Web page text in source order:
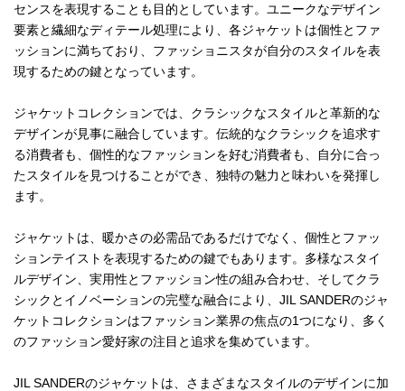
センスを表現することも目的としています。ユニークなデザイン
要素と繊細なディテール処理により、各ジャケットは個性とファ
ッションに満ちており、ファッショニスタが自分のスタイルを表
現するための鍵となっています。
ジャケットコレクションでは、クラシックなスタイルと革新的な
デザインが見事に融合しています。伝統的なクラシックを追求す
る消費者も、個性的なファッションを好む消費者も、自分に合っ
たスタイルを見つけることができ、独特の魅力と味わいを発揮し
ます。
ジャケットは、暖かさの必需品であるだけでなく、個性とファッ
ションテイストを表現するための鍵でもあります。多様なスタイ
ルデザイン、実用性とファッション性の組み合わせ、そしてクラ
シックとイノベーションの完璧な融合により、JIL SANDERのジャ
ケットコレクションはファッション業界の焦点の1つになり、多く
のファッション愛好家の注目と追求を集めています。
JIL SANDERのジャケットは、さまざまなスタイルのデザインに加